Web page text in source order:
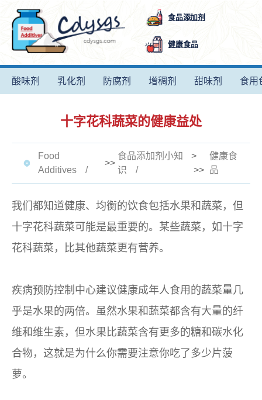
食品添加剂
健康食品
酸味剂 乳化剂 防腐剂 增稠剂 甜味剂 食用
十字花科蔬菜的健康益处
Food
Additives
>>
食品添加剂小知
识
>
>>
健康食
品
我们都知道健康、均衡的饮食包括水果和蔬菜，但
十字花科蔬菜可能是最重要的。某些蔬菜，如十字
花科蔬菜，比其他蔬菜更有营养。
疾病预防控制中心建议健康成年人食用的蔬菜量几
乎是水果的两倍。虽然水果和蔬菜都含有大量的纤
维和维生素，但水果比蔬菜含有更多的糖和碳水化
合物，这就是为什么你需要注意你吃了多少片菠
萝。